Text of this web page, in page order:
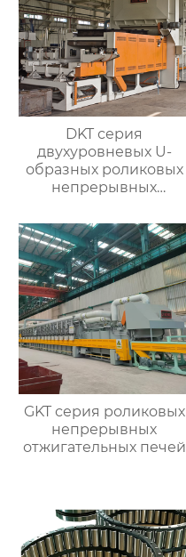
DKT серия
двухуровневых U-
образных роликовых
непрерывных
GKT серия роликовых
непрерывных
отжигательных печей